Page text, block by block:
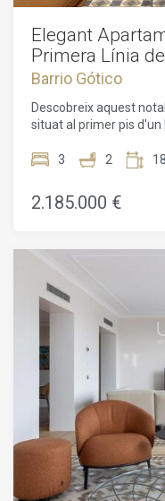
Elegant
Primera Línia
Barcelona
Barrio Gótico
Descobreix aquest
situat al primer pis
la platja. Amb un preu
un ampli disseny de
acollidor vestíbul que
dissenyada per a la
electrodomèstics
l'espai de llum natural,
Cada dormitori està
ofereix un bany privat
privacitat.Aquesta
elements originals
bonics vitralls i únics
rica història. Aquestes
perfectament amb
equips d'última
estil. A més, cada
que permet gaudir de
mentre es respira la
3 2
2.185.000 €